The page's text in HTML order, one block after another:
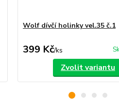
Wolf dívčí holinky vel.35 č.1
399 Kč/ks
Zvolit variantu